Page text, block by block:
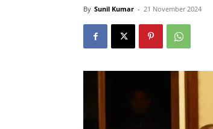
By Sunil Kumar - 21 November 2024